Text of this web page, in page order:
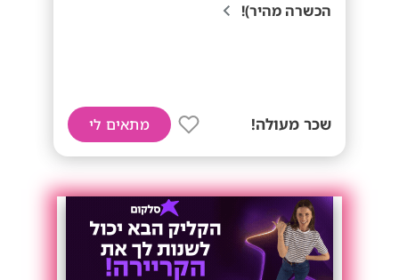
הכשרה מהיר)!
שכר מעולה! מתאים לי